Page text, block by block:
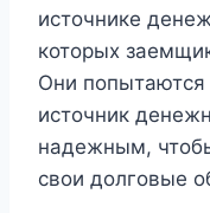
источнике
которых
Они попытаются
источник
надежным,
свои долговые